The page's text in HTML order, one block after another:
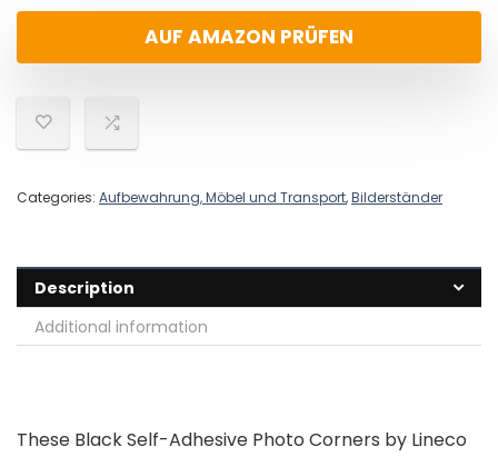
AUF AMAZON PRÜFEN
Categories: Aufbewahrung, Möbel und Transport,Bilderständer
Description
Additional information
These Black Self-Adhesive Photo Corners by Lineco